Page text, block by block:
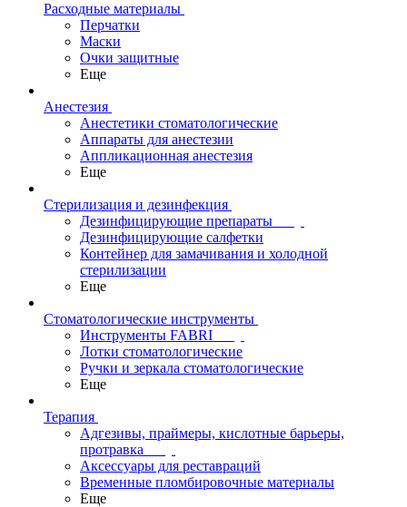
Расходные материалы
Перчатки
Маски
Очки защитные
Еще
Анестезия
Анестетики стоматологические
Аппараты для анестезии
Аппликационная анестезия
Еще
Стерилизация и дезинфекция
Дезинфицирующие препараты
Дезинфицирующие салфетки
Контейнер для замачивания и холодной
стерилизации
Еще
Стоматологические инструменты
Инструменты FABRI
Лотки стоматологические
Ручки и зеркала стоматологические
Еще
Терапия
Адгезивы, праймеры, кислотные барьеры,
протравка
Аксессуары для реставраций
Временные пломбировочные материалы
Еще